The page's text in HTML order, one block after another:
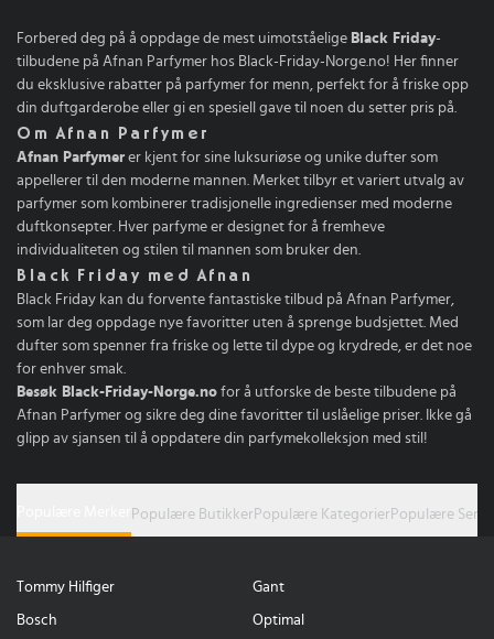
Forbered deg på å oppdage de mest uimotståelige Black Friday-
tilbudene på Afnan Parfymer hos Black-Friday-Norge.no! Her finner
du eksklusive rabatter på parfymer for menn, perfekt for å friske opp
din duftgarderobe eller gi en spesiell gave til noen du setter pris på.
Om Afnan Parfymer
Afnan Parfymer er kjent for sine luksuriøse og unike dufter som
appellerer til den moderne mannen. Merket tilbyr et variert utvalg av
parfymer som kombinerer tradisjonelle ingredienser med moderne
duftkonsepter. Hver parfyme er designet for å fremheve
individualiteten og stilen til mannen som bruker den.
Black Friday med Afnan
Black Friday kan du forvente fantastiske tilbud på Afnan Parfymer,
som lar deg oppdage nye favoritter uten å sprenge budsjettet. Med
dufter som spenner fra friske og lette til dype og krydrede, er det noe
for enhver smak.
Besøk Black-Friday-Norge.no for å utforske de beste tilbudene på
Afnan Parfymer og sikre deg dine favoritter til uslåelige priser. Ikke gå
glipp av sjansen til å oppdatere din parfymekolleksjon med stil!
Populære Butikker Populære Kategorier Populære Serie
Tommy Hilfiger Gant
Bosch Optimal